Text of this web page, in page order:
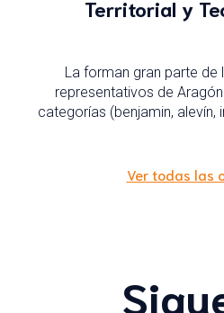
Territorial y
La forman gran parte de
representativos de
categorías (benjamin, alevín,
Ver todas las